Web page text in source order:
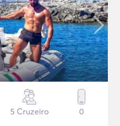
5 Cruzeiro 0